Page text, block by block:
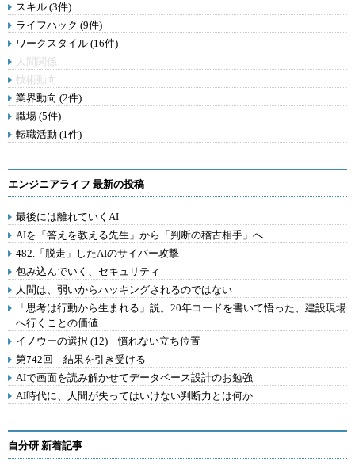
スキル (3件)
ライフハック (9件)
ワークスタイル (16件)
人間関係
技術動向
業界動向 (2件)
職場 (5件)
転職活動 (1件)
エンジニアライフ 最新の投稿
最後には離れていくAI
AIを「答えを教える先生」から「判断の稽古相手」へ
482.「脱走」したAIのサイバー攻撃
包み込んでいく、セキュリティ
人間は、弱いからハッキングされるのではない
「思考は行動から生まれる」説。20年コードを書いて悟った、建設現場
へ行くことの価値
イノウーの選択 (12) 慣れない立ち位置
第742回 結果を引き受ける
AIで画面を読み解かせてデータベース設計のお勉強
AI時代に、人間が失ってはいけない判断力とは何か
自分研 新着記事